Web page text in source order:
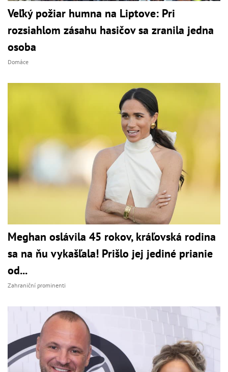
Veľký požiar humna na Liptove: Pri
rozsiahlom zásahu hasičov sa zranila jedna
osoba
Domáce
Meghan oslávila 45 rokov, kráľovská rodina
sa na ňu vykašľala! Prišlo jej jediné prianie
od...
Zahraniční prominenti